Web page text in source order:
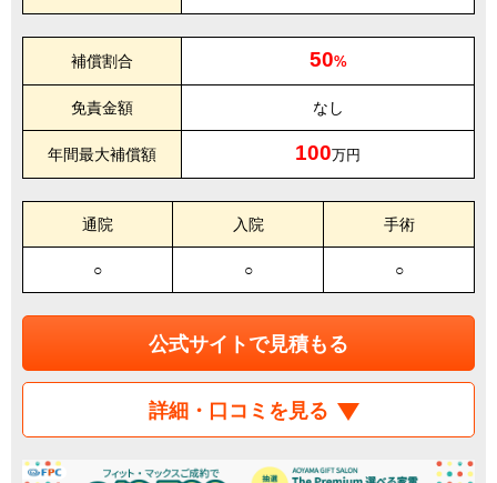
補償割合 50%
免責金額 なし
年間最大補償額 100万円
通院 入院 手術
○ ○ ○
公式サイトで見積もる
詳細・口コミを見る